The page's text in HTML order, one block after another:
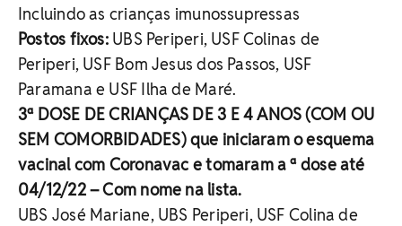
Incluindo as crianças imunossupressas
Postos fixos: UBS Periperi, USF Colinas de
Periperi, USF Bom Jesus dos Passos, USF
Paramana e USF Ilha de Maré.
3ª DOSE DE CRIANÇAS DE 3 E 4 ANOS (COM OU
SEM COMORBIDADES) que iniciaram o esquema
vacinal com Coronavac e tomaram a ª dose até
04/12/22 – Com nome na lista.
UBS José Mariane, UBS Periperi, USF Colina de